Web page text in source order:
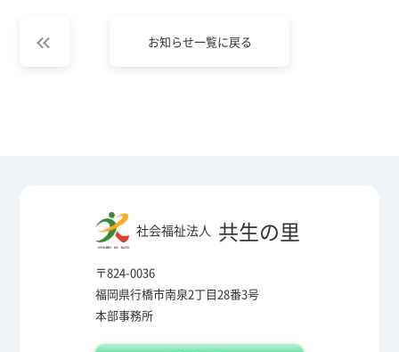
お知らせ一覧に戻る
社会福祉法人 共生の里
〒824-0036
福岡県行橋市南泉2丁目28番3号
本部事務所